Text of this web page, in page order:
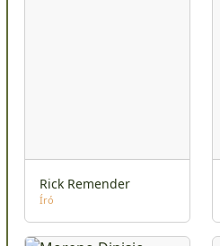
Rick Remender
Író